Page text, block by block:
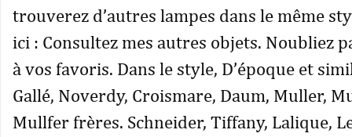
trouverez d’autres lampes dans le même
ici : Consultez mes autres objets. Noubliez
à vos favoris. Dans le style, D’époque et
Gallé, Noverdy, Croismare, Daum, Muller,
Mullfer frères. Schneider, Tiffany, Lalique,